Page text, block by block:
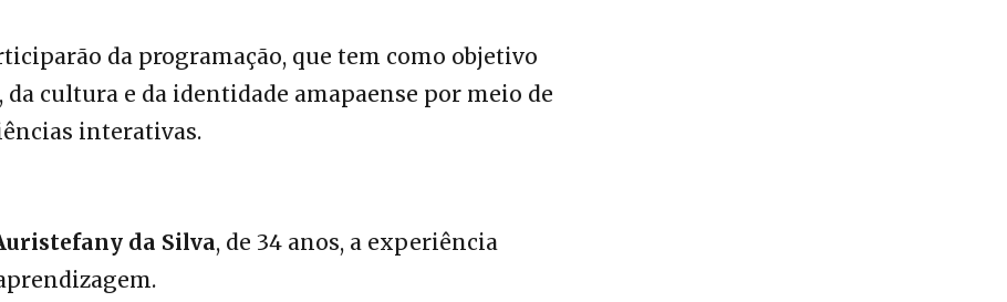
da programação, que tem como objetivo
cultura e da identidade amapaense por meio de
interativas.
da Silva, de 34 anos, a experiência